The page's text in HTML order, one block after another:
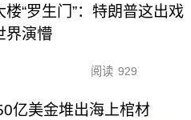
楼“罗生门”：特朗普这出戏
界演懵
阅读 929
亿美金堆出海上棺材